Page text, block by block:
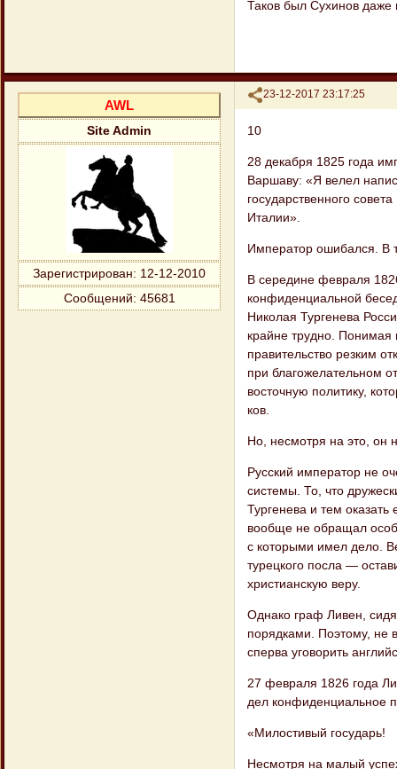
Таков был Сухинов даже
Поделиться
23-12-2017 23:17:25
AWL
Site Admin
Зарегистрирован: 12-12-2010
Сообщений: 45681
10
28 декабря 1825 года
Варшаву: «Я ве​лел
государственного
Италии».
Император ошибался. В
В середине февраля
конфиденциальной
Николая Тургенева
крайне трудно. Понимая
правитель​ство резким
при благожелательном
восточную политику,
ков.
Но, несмотря на это, он
Русский император не
системы. То, что
Тургенева и тем
вообще не обращал
с которыми имел дело.
турецкого посла —
христианскую веру.
Однако граф Ливен,
порядками. По​этому, не
сперва уговорить
27 февраля 1826 года
дел конфи​денциальное
«Милостивый государь!
Несмотря на малый